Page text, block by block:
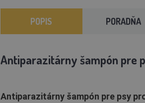
POPIS PORADŇA
Antiparazitárny šampón pre
Antiparazitárny šampón pre psy